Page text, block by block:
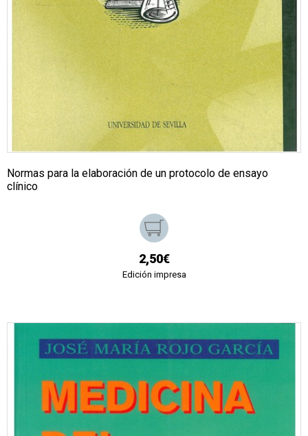
Normas para la elaboración de un protocolo de ensayo
clínico
2,50€
Edición impresa